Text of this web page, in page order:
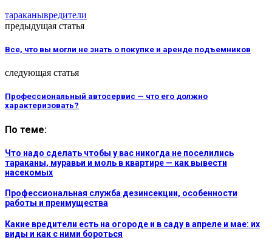
тараканывредители
предыдущая статья
Все, что вы могли не знать о покупке и аренде подъемников
следующая статья
Профессиональный автосервис — что его должно
характеризовать?
По теме:
Что надо сделать чтобы у вас никогда не поселились
тараканы, муравьи и моль в квартире — как вывести
насекомых
Профессиональная служба дезинсекции, особенности
работы и преимущества
Какие вредители есть на огороде и в саду в апреле и мае: их
виды и как с ними бороться